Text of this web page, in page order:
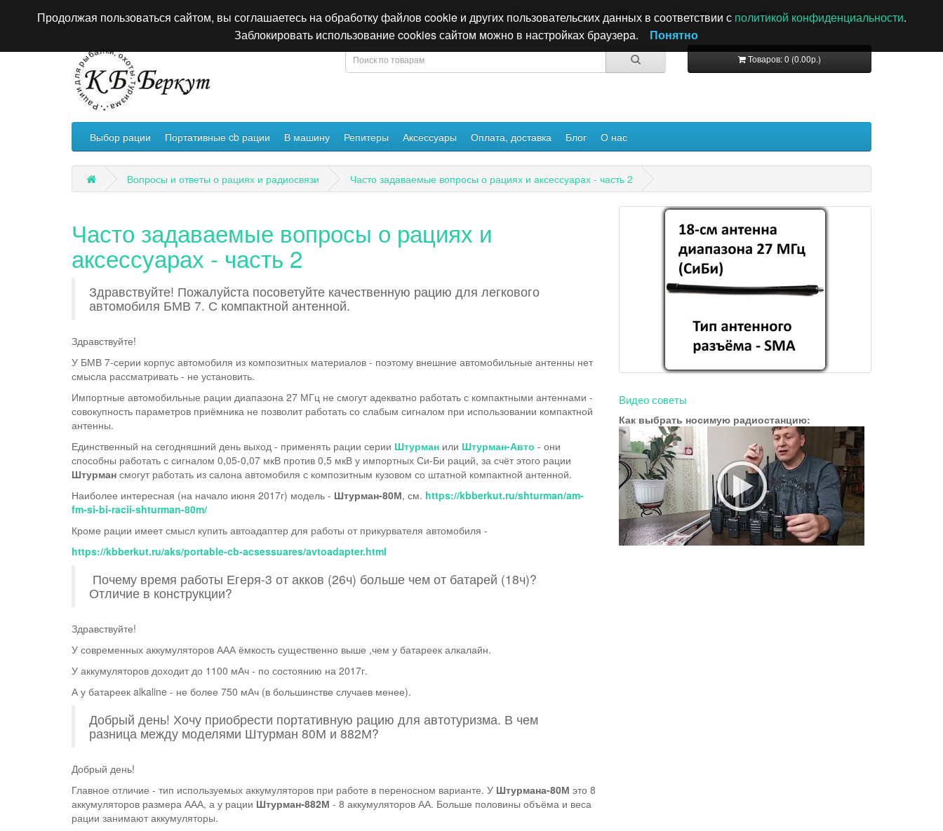
+7 495 196-63-51 Личный кабинет Закладки (0) Корзина Оформление заказа
Товаров: 0 (0.00р.)
Выбор рации Портативные cb рации В машину Репитеры Аксессуары Оплата, доставка Блог О нас
Вопросы и ответы о рациях и радиосвязи Часто задаваемые вопросы о рациях и аксессуарах - часть 2
Часто задаваемые вопросы о рациях и
аксессуарах - часть 2
Здравствуйте! Пожалуйста посоветуйте качественную рацию для легкового
автомобиля БМВ 7. С компактной антенной.
Здравствуйте!
У БМВ 7-серии корпус автомобиля из композитных материалов - поэтому внешние автомобильные антенны нет
смысла рассматривать - не установить.
Импортные автомобильные рации диапазона 27 МГц не смогут адекватно работать с компактными антеннами -
совокупность параметров приёмника не позволит работать со слабым сигналом при использовании компактной
антенны.
Единственный на сегодняшний день выход - применять рации серии Штурман или Штурман-Авто - они
способны работать с сигналом 0,05-0,07 мкВ против 0,5 мкВ у импортных Си-Би раций, за счёт этого рации
Штурман смогут работать из салона автомобиля с композитным кузовом со штатной компактной антенной.
Наиболее интересная (на начало июня 2017г) модель - Штурман-80М, см. https://kbberkut.ru/shturman/am-
fm-si-bi-racii-shturman-80m/
Кроме рации имеет смысл купить автоадаптер для работы от прикурвателя автомобиля -
https://kbberkut.ru/aks/portable-cb-acsessuares/avtoadapter.html
Почему время работы Егеря-3 от акков (26ч) больше чем от батарей (18ч)?
Отличие в конструкции?
Здравствуйте!
​У современных аккумуляторов ААА ёмкость существенно выше ,чем у батареек алкалайн.
​У аккумуляторов доходит до 1100 мАч - по состоянию на 2017г.
​А у батареек alkaline - не более 750 мАч (в большинстве случаев менее).
Добрый день! Хочу приобрести портативную рацию для автотуризма. В чем
разница между моделями Штурман 80М и 882М?
Добрый день!
​Главное отличие - тип используемых аккумуляторов при работе в переносном варианте. У Штурмана-80М это 8
аккумуляторов размера ААА, а у рации Штурман-882М - 8 аккумуляторов АА. Больше половины объёма и веса
рации занимают аккумуляторы.
Видео советы
Как выбрать носимую радиостанцию:
Продолжая пользоваться сайтом, вы соглашаетесь на обработку файлов cookie и других пользовательских данных в соответствии с политикой конфиденциальности.
Заблокировать использование cookies сайтом можно в настройках браузера.
Понятно